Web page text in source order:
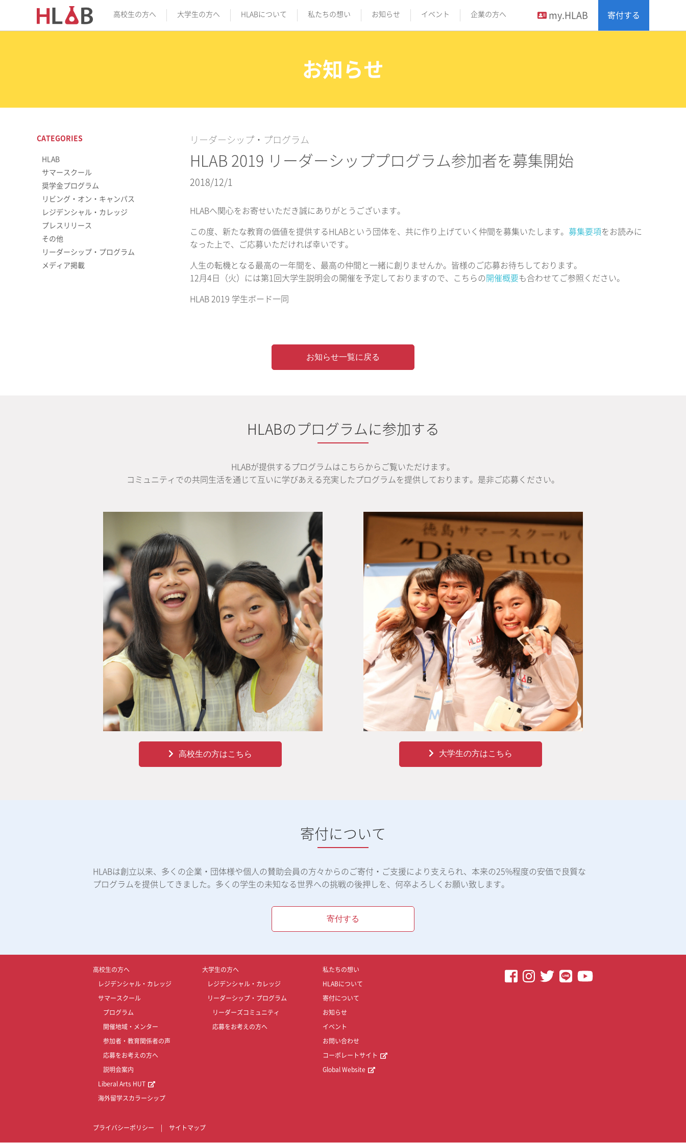
高校生の方へ 大学生の方へ HLABについて 私たちの想い お知らせ イベント 企業の方へ my.HLAB 寄付する
お知らせ
リーダーシップ・プログラム
HLAB 2019 リーダーシッププログラム参加者を募集開始
2018/12/1
HLABへ関心をお寄せいただき誠にありがとうございます。
この度、新たな教育の価値を提供するHLABという団体を、共に作り上げていく仲間を募集いたします。 募集要項をお読みに
なった上で、ご応募いただければ幸いです。
人生の転機となる最高の一年間を、最高の仲間と一緒に創りませんか。皆様のご応募お待ちしております。
12月4日（火）には第1回大学生説明会の開催を予定しておりますので、こちらの開催概要も合わせてご参照ください。
HLAB 2019 学生ボード一同
お知らせ一覧に戻る
CATEGORIES
HLAB
サマースクール
奨学金プログラム
リビング・オン・キャンパス
レジデンシャル・カレッジ
プレスリリース
その他
リーダーシップ・プログラム
メディア掲載
HLABのプログラムに参加する
HLABが提供するプログラムはこちらからご覧いただけます。
コミュニティでの共同生活を通じて互いに学びあえる充実したプログラムを提供しております。是非ご応募ください。
高校生の方はこちら 大学生の方はこちら
寄付について
HLABは創立以来、多くの企業・団体様や個人の賛助会員の方々からのご寄付・ご支援により支えられ、本来の25%程度の安価で良質な
プログラムを提供してきました。多くの学生の未知なる世界への挑戦の後押しを、何卒よろしくお願い致します。
寄付する
高校生の方へ
レジデンシャル・カレッジ
サマースクール
プログラム
開催地域・メンター
参加者・教育関係者の声
応募をお考えの方へ
説明会案内
Liberal Arts HUT
海外留学スカラーシップ
大学生の方へ
レジデンシャル・カレッジ
リーダーシップ・プログラム
リーダーズコミュニティ
応募をお考えの方へ
私たちの想い
HLABについて
寄付について
お知らせ
イベント
お問い合わせ
コーポレートサイト
Global Website
プライバシーポリシー サイトマップ